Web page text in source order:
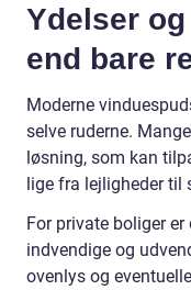
Ydelser
end bare
Moderne
selve ruderne.
løsning, som kan
lige fra lejligheder til
For private boliger
indvendige og
ovenlys og